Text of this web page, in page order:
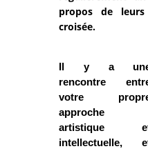
propos de leurs
croisée.
Il y a
rencontre
votre
approche
artistique
intellectuelle,